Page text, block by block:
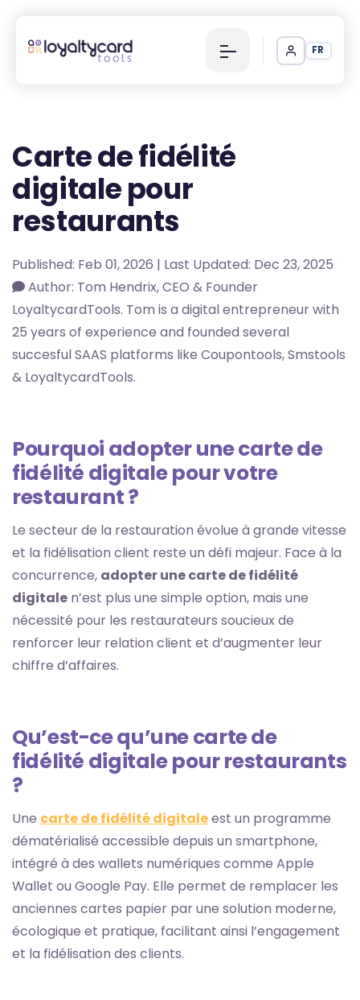
FR
Carte de fidélité
digitale pour
restaurants
Published: Feb 01, 2026 | Last Updated: Dec 23, 2025
Author: Tom Hendrix, CEO & Founder
LoyaltycardTools. Tom is a digital entrepreneur with
25 years of experience and founded several
succesful SAAS platforms like Coupontools, Smstools
& LoyaltycardTools.
Pourquoi adopter une carte de
fidélité digitale pour votre
restaurant ?
Le secteur de la restauration évolue à grande vitesse
et la fidélisation client reste un défi majeur. Face à la
concurrence, adopter une carte de fidélité
digitale n’est plus une simple option, mais une
nécessité pour les restaurateurs soucieux de
renforcer leur relation client et d’augmenter leur
chiffre d’affaires.
Qu’est-ce qu’une carte de
fidélité digitale pour restaurants
?
Une carte de fidélité digitaleest un programme
dématérialisé accessible depuis un smartphone,
intégré à des wallets numériques comme Apple
Wallet ou Google Pay. Elle permet de remplacer les
anciennes cartes papier par une solution moderne,
écologique et pratique, facilitant ainsi l’engagement
et la fidélisation des clients.